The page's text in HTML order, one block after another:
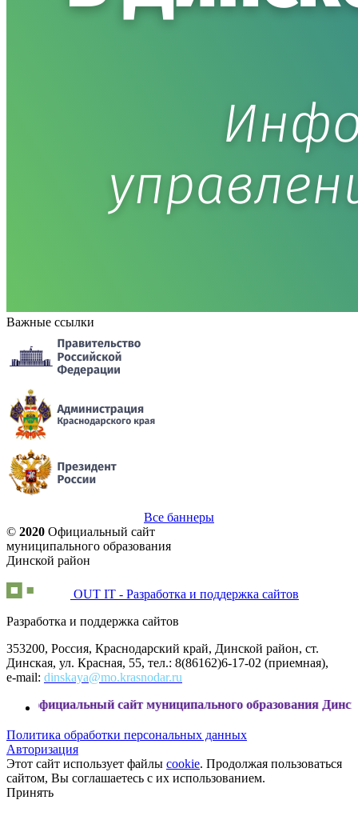
Важные ссылки
Все баннеры
© 2020 Официальный сайт
муниципального образования
Динской район
OUT IT - Разработка и поддержка сайтов
Разработка и поддержка сайтов
353200, Россия, Краснодарский край, Динской район, ст.
Динская, ул. Красная, 55, тел.: 8(86162)6-17-02 (приемная),
e-mail: dinskaya@mo.krasnodar.ru
сайт муниципального образования Динской район
Политика обработки персональных данных
Авторизация
Этот сайт использует файлы cookie. Продолжая пользоваться
сайтом, Вы соглашаетесь с их использованием.
Принять